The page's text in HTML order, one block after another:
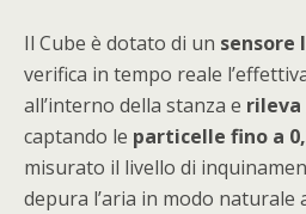
Il Cube è dotato di un sensore
verifica in tempo reale
all’interno della stanza e
captando le particelle fino a
misurato il livello di
depura l’aria in modo